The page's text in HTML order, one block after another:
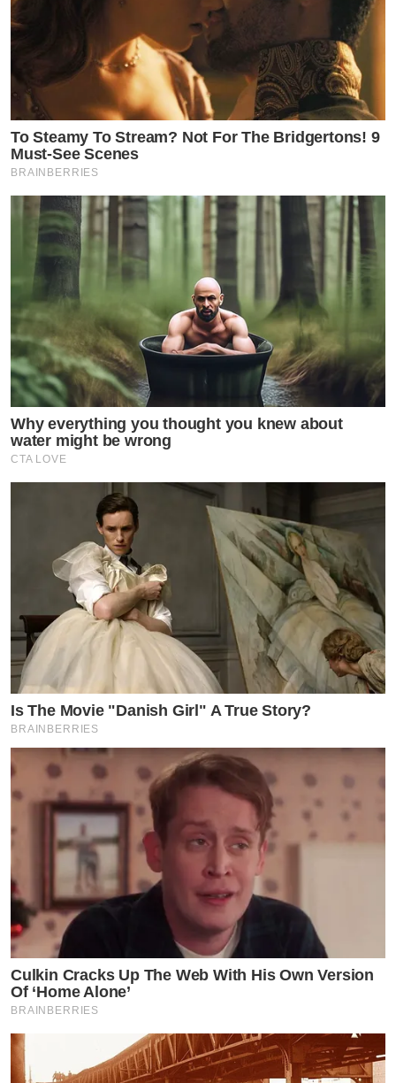
To Steamy To Stream? Not For The Bridgertons! 9
Must-See Scenes
BRAINBERRIES
Why everything you thought you knew about
water might be wrong
CTA LOVE
Is The Movie "Danish Girl" A True Story?
BRAINBERRIES
Culkin Cracks Up The Web With His Own Version
Of ‘Home Alone’
BRAINBERRIES